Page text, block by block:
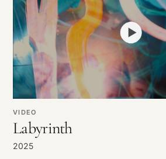
VIDEO
Labyrinth
2025